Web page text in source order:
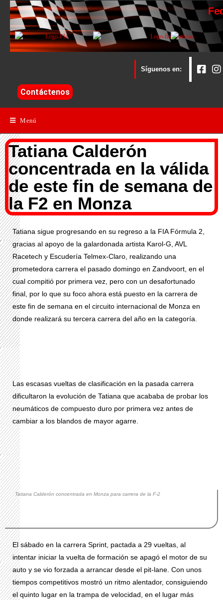
Síguenos en:
Contáctenos
Menú
Tatiana Calderón
concentrada en la válida
de este fin de semana de
la F2 en Monza
Tatiana sigue progresando en su regreso a la FIA Fórmula 2,
gracias al apoyo de la galardonada artista Karol-G, AVL
Racetech y Escudería Telmex-Claro, realizando una
prometedora carrera el pasado domingo en Zandvoort, en el
cual compitió por primera vez, pero con un desafortunado
final, por lo que su foco ahora está puesto en la carrera de
este fin de semana en el circuito internacional de Monza en
donde realizará su tercera carrera del año en la categoría.
Las escasas vueltas de clasificación en la pasada carrera
dificultaron la evolución de Tatiana que acababa de probar los
neumáticos de compuesto duro por primera vez antes de
cambiar a los blandos de mayor agarre.
Tatiana Calderón concentrada en Monza para carrera de la F-2
El sábado en la carrera Sprint, pactada a 29 vueltas, al
intentar iniciar la vuelta de formación se apagó el motor de su
auto y se vio forzada a arrancar desde el pit-lane. Con unos
tiempos competitivos mostró un ritmo alentador, consiguiendo
el quinto lugar en la trampa de velocidad, en el lugar más